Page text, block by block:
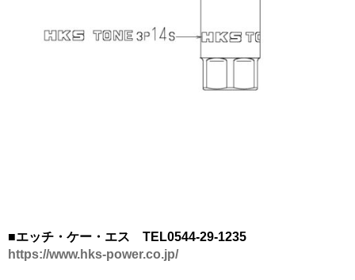
■エッチ・ケー・エス TEL0544-29-1235
https://www.hks-power.co.jp/